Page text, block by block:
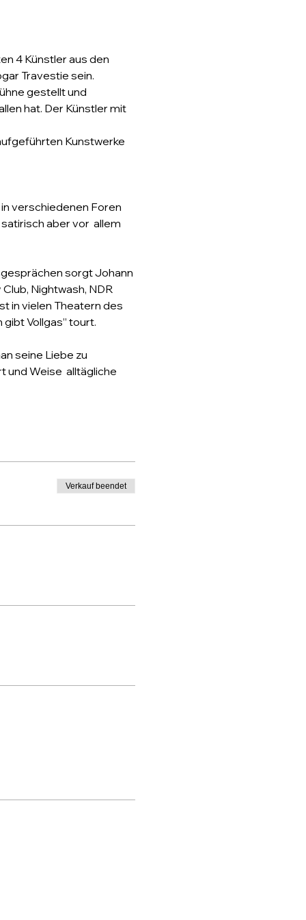
4 Künstler aus den
Travestie sein.
gestellt und
hat. Der Künstler mit
Kunstwerke
verschiedenen Foren
aber vor  allem
sorgt Johann
Nightwash, NDR
in vielen Theatern des
Vollgas” tourt.
seine Liebe zu
Weise  alltägliche
Verkauf beendet